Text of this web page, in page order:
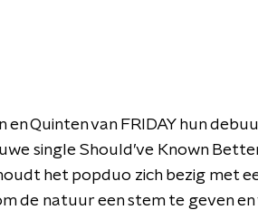
Quinten van FRIDAY hun
single Should’ve Known
het popduo zich bezig met
de natuur een stem te geven